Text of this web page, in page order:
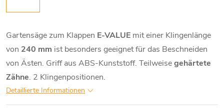
Gartensäge zum Klappen E-VALUE mit einer Klingenlänge
von 240 mm ist besonders geeignet für das Beschneiden
von Ästen. Griff aus ABS-Kunststoff. Teilweisegehärtete
Zähne. 2 Klingenpositionen.
Detaillierte Informationen